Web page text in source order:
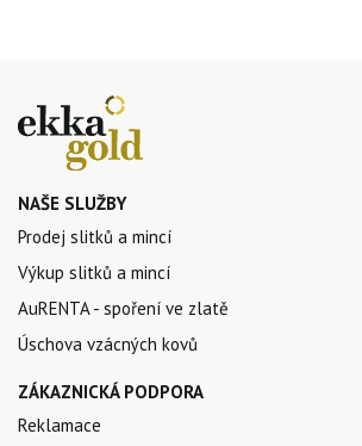
NAŠE SLUŽBY
Prodej slitků a mincí
Výkup slitků a mincí
AuRENTA - spoření ve zlatě
Úschova vzácných kovů
ZÁKAZNICKÁ PODPORA
Reklamace